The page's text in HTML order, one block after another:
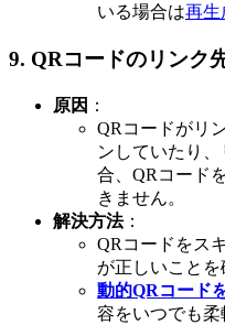
いる場合は再生
9. QRコードのリンク
原因 ：
QRコードがリ
ンしていたり
合、QRコード
きません。
解決方法：
QRコードをス
が正しいことを
動的QRコード
容をいつでも